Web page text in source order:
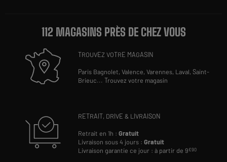
112 MAGASINS PRÈS DE CHEZ VOUS
TROUVEZ VOTRE MAGASIN
Paris Bagnolet,Valence,Varennes, Laval,Saint-
Brieuc...Trouvez votre magasin
RETRAIT, DRIVE & LIVRAISON
Retrait en 1h :Gratuit
Livraison sous 4 jours :Gratuit
Livraison garantie ce jour : à partir de 9€90